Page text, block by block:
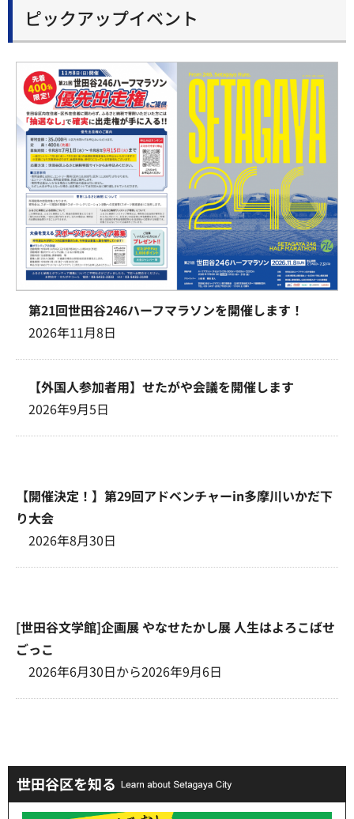
ピックアップイベント
第21回世田谷246ハーフマラソンを開催します！
2026年11月8日
【外国人参加者用】せたがや会議を開催します
2026年9月5日
【開催決定！】第29回アドベンチャーin多摩川いかだ下
り大会
2026年8月30日
[世田谷文学館]企画展 やなせたかし展 人生はよろこばせ
ごっこ
2026年6月30日から2026年9月6日
世田谷区を知る